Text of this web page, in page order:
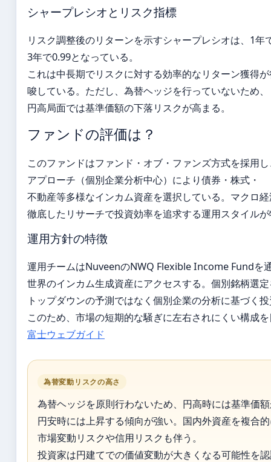
シャープレシオとリスク指標
リスク調整後のリターンを示すシャープレシオは、1年
3年で0.99となっている。
これは中長期でリスクに対する効率的なリターン獲得
唆している。ただし、為替ヘッジを行っていないため、
円高局面では基準価額の下落リスクが高まる。
ファンドの評価は？
このファンドはファンド・オブ・ファンズ方式を採用
アプローチ（個別企業分析中心）により債券・株式・
不動産等多様なインカム資産を選択している。マクロ
徹底したリサーチで投資効率を追求する運用スタイル
運用方針の特徴
運用チームはNuveenのNWQ Flexible Income Fundを
世界のインカム生成資産にアクセスする。個別銘柄選
トップダウンの予測ではなく個別企業の分析に基づく
このため、市場の短期的な騒ぎに左右されにくい構成
富士ウェブガイド
為替変動リスクの高さ
為替ヘッジを原則行わないため、円高時には基準価
円安時には上昇する傾向が強い。国内外資産を複合
市場変動リスクや信用リスクも伴う。
投資家は円建てでの価値変動が大きくなる可能性を